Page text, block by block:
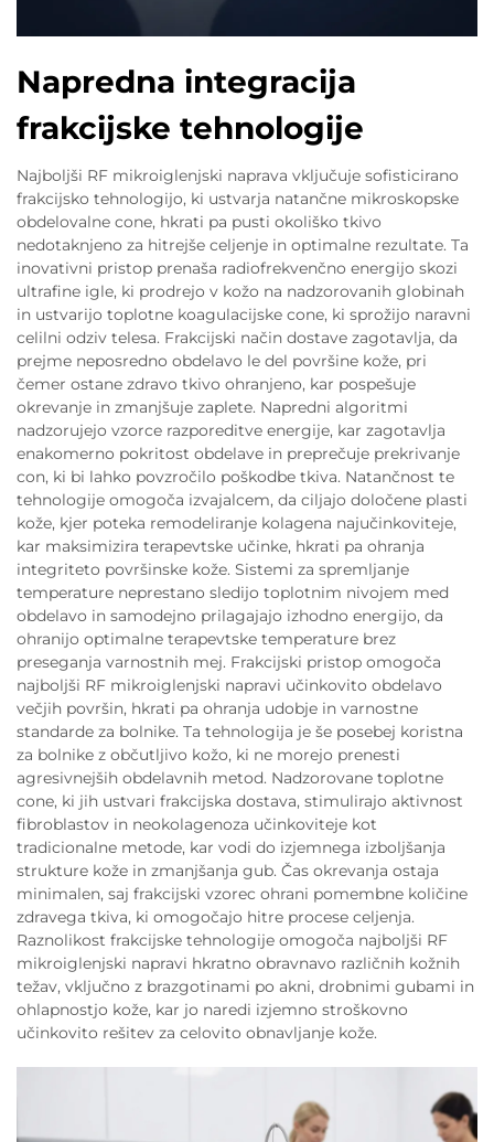
Napredna integracija
frakcijske tehnologije
Najboljši RF mikroiglenjski naprava vključuje sofisticirano
frakcijsko tehnologijo, ki ustvarja natančne mikroskopske
obdelovalne cone, hkrati pa pusti okoliško tkivo
nedotaknjeno za hitrejše celjenje in optimalne rezultate. Ta
inovativni pristop prenaša radiofrekvenčno energijo skozi
ultrafine igle, ki prodrejo v kožo na nadzorovanih globinah
in ustvarijo toplotne koagulacijske cone, ki sprožijo naravni
celilni odziv telesa. Frakcijski način dostave zagotavlja, da
prejme neposredno obdelavo le del površine kože, pri
čemer ostane zdravo tkivo ohranjeno, kar pospešuje
okrevanje in zmanjšuje zaplete. Napredni algoritmi
nadzorujejo vzorce razporeditve energije, kar zagotavlja
enakomerno pokritost obdelave in preprečuje prekrivanje
con, ki bi lahko povzročilo poškodbe tkiva. Natančnost te
tehnologije omogoča izvajalcem, da ciljajo določene plasti
kože, kjer poteka remodeliranje kolagena najučinkoviteje,
kar maksimizira terapevtske učinke, hkrati pa ohranja
integriteto površinske kože. Sistemi za spremljanje
temperature neprestano sledijo toplotnim nivojem med
obdelavo in samodejno prilagajajo izhodno energijo, da
ohranijo optimalne terapevtske temperature brez
preseganja varnostnih mej. Frakcijski pristop omogoča
najboljši RF mikroiglenjski napravi učinkovito obdelavo
večjih površin, hkrati pa ohranja udobje in varnostne
standarde za bolnike. Ta tehnologija je še posebej koristna
za bolnike z občutljivo kožo, ki ne morejo prenesti
agresivnejših obdelavnih metod. Nadzorovane toplotne
cone, ki jih ustvari frakcijska dostava, stimulirajo aktivnost
fibroblastov in neokolagenoza učinkoviteje kot
tradicionalne metode, kar vodi do izjemnega izboljšanja
strukture kože in zmanjšanja gub. Čas okrevanja ostaja
minimalen, saj frakcijski vzorec ohrani pomembne količine
zdravega tkiva, ki omogočajo hitre procese celjenja.
Raznolikost frakcijske tehnologije omogoča najboljši RF
mikroiglenjski napravi hkratno obravnavo različnih kožnih
težav, vključno z brazgotinami po akni, drobnimi gubami in
ohlapnostjo kože, kar jo naredi izjemno stroškovno
učinkovito rešitev za celovito obnavljanje kože.